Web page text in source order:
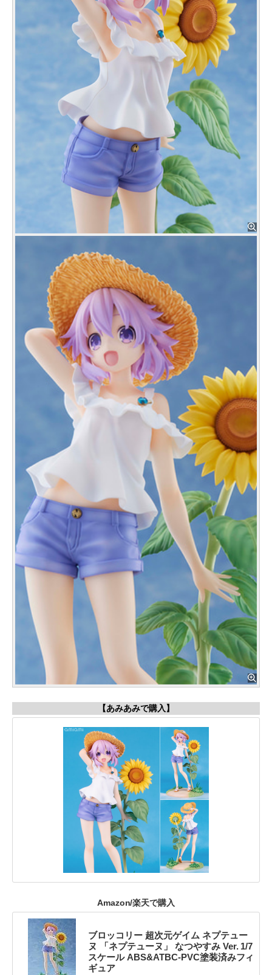
【あみあみで購入】
Amazon/楽天で購入
ブロッコリー 超次元ゲイム ネプテュー
ヌ 「ネプテューヌ」 なつやすみ Ver. 1/7
スケール ABS&ATBC-PVC塗装済みフィ
ギュア